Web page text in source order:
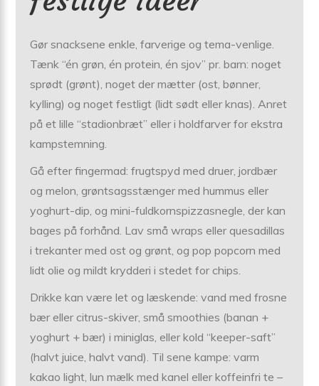
Gør snacksene enkle, farverige og tema-venlige.
Tænk “én grøn, én protein, én sjov” pr. barn: noget
sprødt (grønt), noget der mætter (ost, bønner,
kylling) og noget festligt (lidt sødt eller knas). Anret
på et lille “stadionbræt” eller i holdfarver for ekstra
kampstemning.
Gå efter fingermad: frugtspyd med druer, jordbær
og melon, grøntsagsstænger med hummus eller
yoghurt-dip, og mini-fuldkornspizzasnegle, der kan
bages på forhånd. Lav små wraps eller quesadillas
i trekanter med ost og grønt, og pop popcorn med
lidt olie og mildt krydderi i stedet for chips.
Drikke kan være let og læskende: vand med frosne
bær eller citrus-skiver, små smoothies (banan +
yoghurt + bær) i miniglas, eller kold “keeper-saft”
(halvt juice, halvt vand). Til sene kampe: varm
kakao light, lun mælk med kanel eller koffeinfri te –